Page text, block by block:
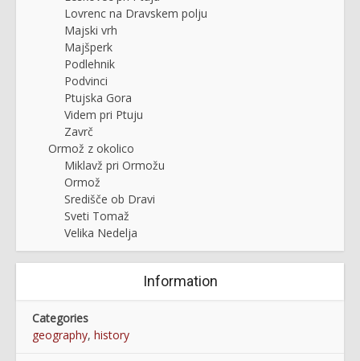
Lovrenc na Dravskem polju
Majski vrh
Majšperk
Podlehnik
Podvinci
Ptujska Gora
Videm pri Ptuju
Zavrč
Ormož z okolico
Miklavž pri Ormožu
Ormož
Središče ob Dravi
Sveti Tomaž
Velika Nedelja
Information
Categories
geography, history